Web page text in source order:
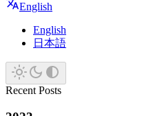
English
English
日本語
Recent Posts